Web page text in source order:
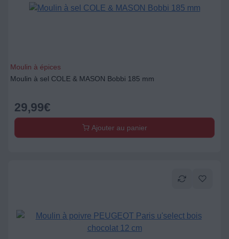
Moulin à épices
Moulin à sel COLE & MASON Bobbi 185 mm
29,99€
Ajouter au panier